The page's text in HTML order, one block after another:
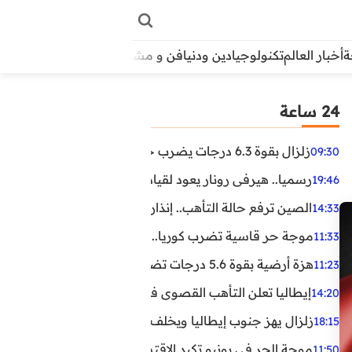
أخبار العالمتكنولوجيادين ودنيافن و مشاهير
24 ساعة
09:30زلزال بقوة 6.3 درجات يضرب جنوب الفلبين.. ولا تحذير من تسونامي حتى الآن
19:46رسميا.. هيرفي رونار يعود لقيادة منتخب كوت ديفوار
14:33الصين ترفع حالة التأهب.. إنذاران جديدان بسبب الأمطار
11:33موجة حر قاسية تضرب كوريا.. وفيات وإصابات ونفوق مئات
11:23هزة أرضية بقوة 5.6 درجات تضرب مصر
14:20إيطاليا تعلن التأهب القصوى في 23 مدينة بسبب موجة حر شديدة
18:15زلزال يهز جنوب إيطاليا ويخلف عشرات الجرحى